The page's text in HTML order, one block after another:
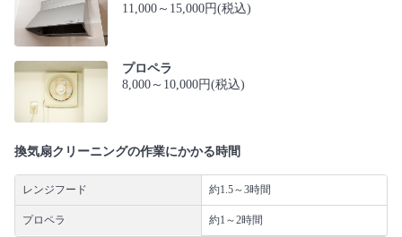
11,000～15,000円(税込)
プロペラ
8,000～10,000円(税込)
換気扇クリーニングの作業にかかる時間
レンジフード 約1.5～3時間
プロペラ 約1～2時間